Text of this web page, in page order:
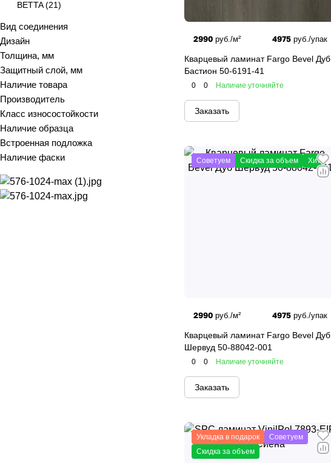
2990 руб./м² 4975 руб./упак
Кварцевый ламинат Fargo Bevel Дуб
Бастион 50-6191-41
0 0 Наличие уточняйте
Заказать
Советуем Скидка за объем Хит
2990 руб./м² 4975 руб./упак
Кварцевый ламинат Fargo Bevel Дуб
Шервуд 50-88042-001
0 0 Наличие уточняйте
Заказать
Укладка в подарок
Советуем
Скидка за объем
BETTA(21)
CRONA FLOOR
MODULEO(53)
NORLAND
ONE FLOOR(27)
PRIMAVERA (
VINILAM(42
VINILPOL(17)
ZETA(20 )
Вид соединения
Дизайн
Толщина, мм
Защитный слой, мм
Наличие товара
Производитель
Класс износостойкости
Наличие образца
Встроенная подложка
Наличие фаски